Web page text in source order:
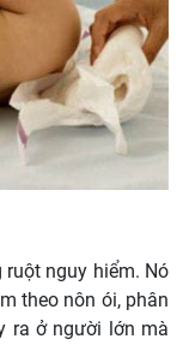
nguy hiểm. Nó
theo nôn ói, phân
ra ở người lớn mà